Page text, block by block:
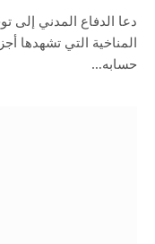
دعا الدفاع المدني إلى
المناخية التي تشهدها
حسابه…